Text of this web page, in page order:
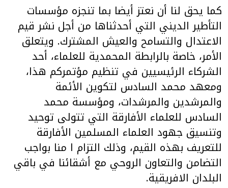
كما يحق لنا أن نعتز أيضا بما تنجزه مؤسسات
التأطير الديني التي أحدثناها من أجل نشر قيم
الاعتدال والتسامح والعيش المشترك. ويتعلق
الأمر، خاصة بالرابطة المحمدية للعلماء، أحد
الشركاء الرئيسيين في تنظيم مؤتمركم هذا،
ومعهد محمد السادس لتكوين الأئمة
والمرشدين والمرشدات، ومؤسسة محمد
السادس للعلماء الأفارقة التي تتولى توحيد
وتنسيق جهود العلماء المسلمين الأفارقة
للتعريف بهذه القيم، وذلك التزام ا منا بواجب
التضامن والتعاون الروحي مع أشقائنا في باقي
البلدان الافريقية.